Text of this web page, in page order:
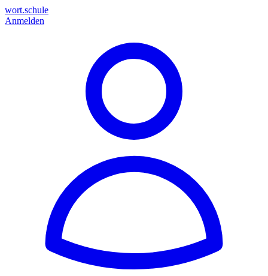
wort.schule
Anmelden